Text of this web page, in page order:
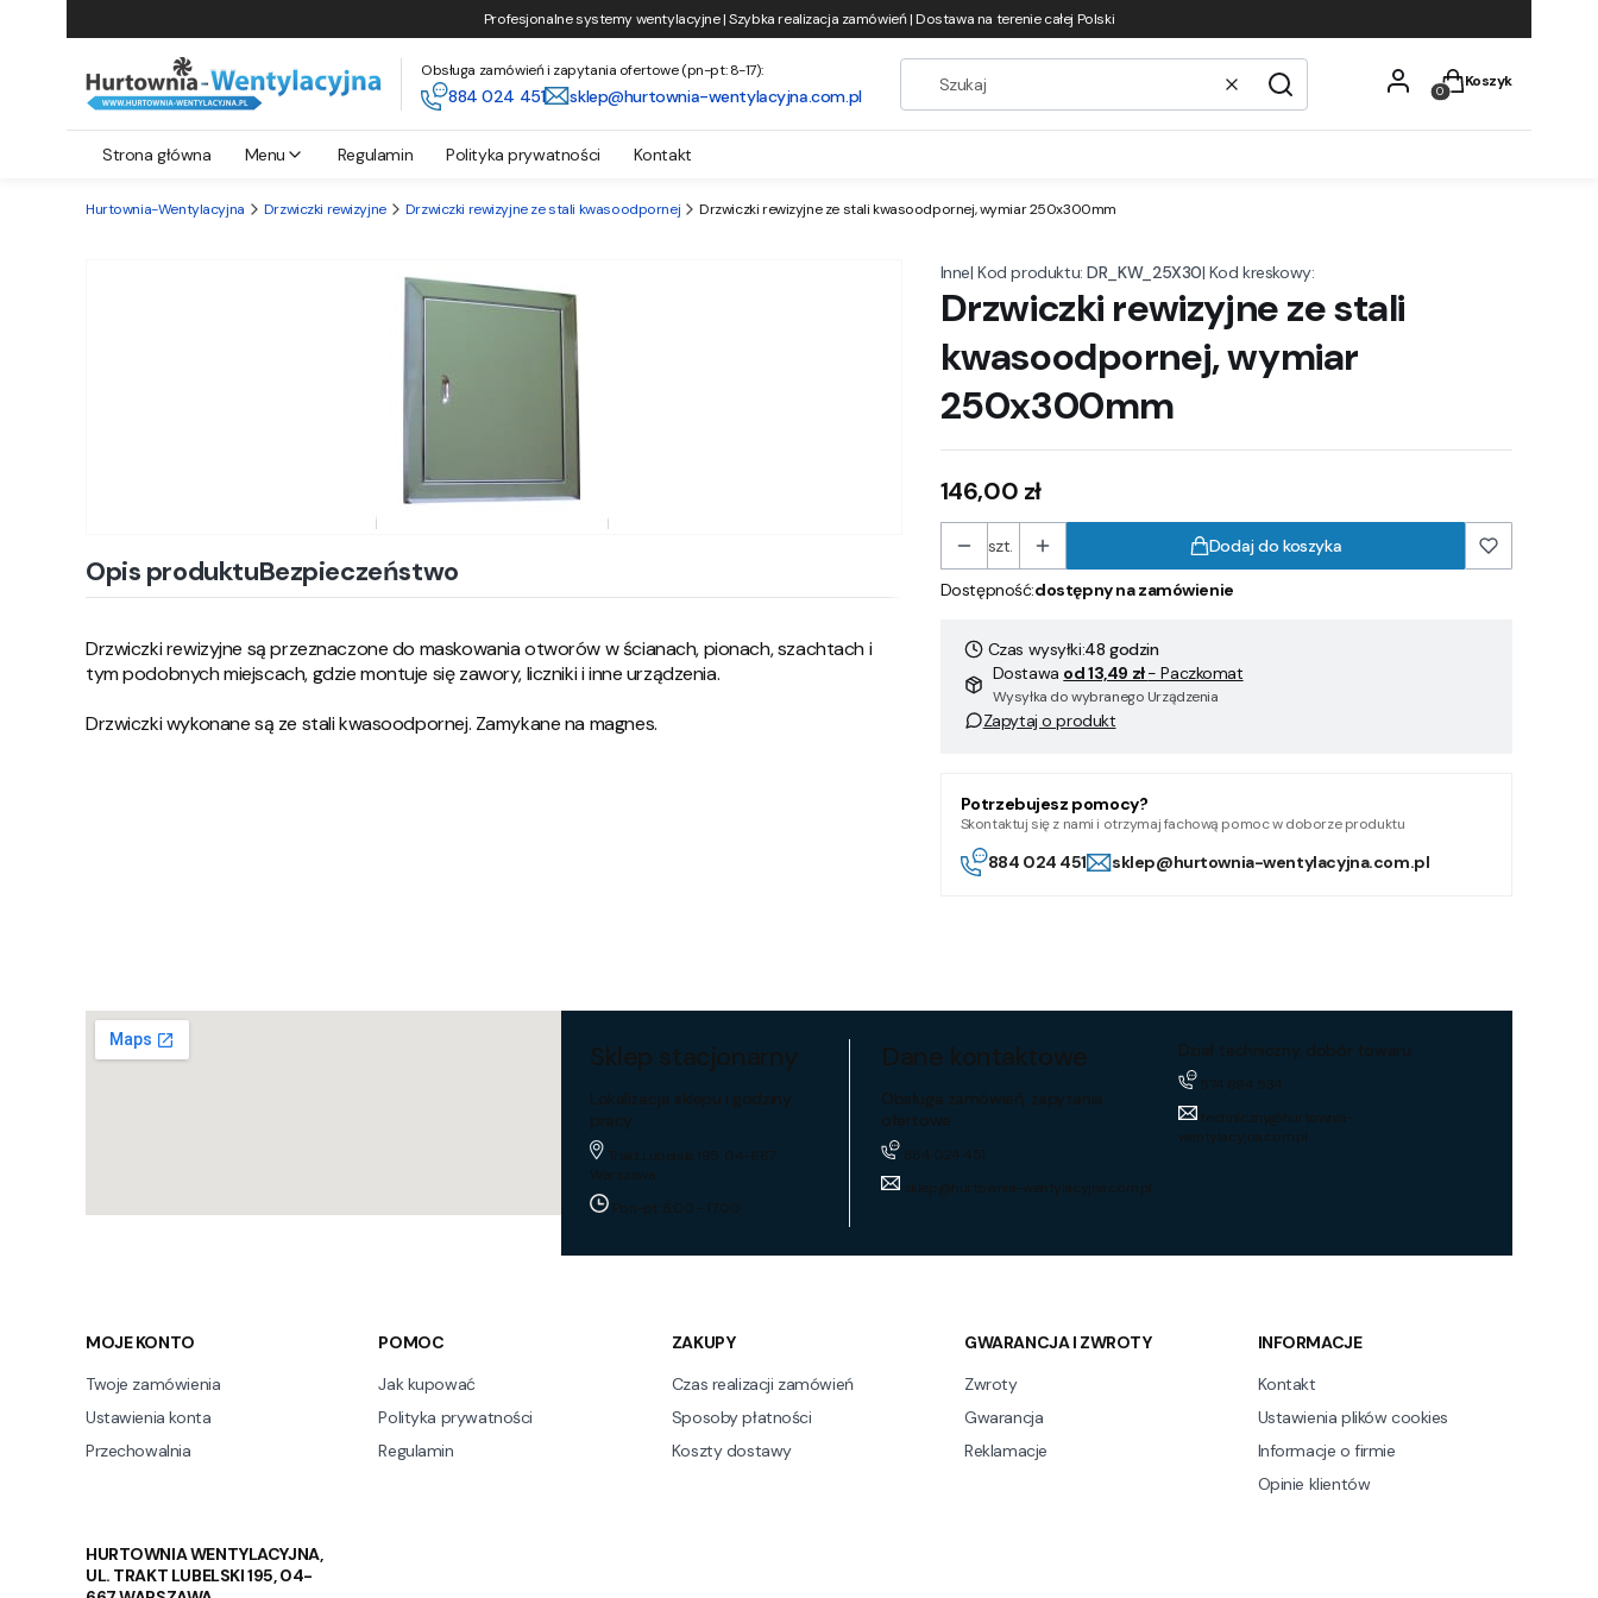
Profesjonalne systemy wentylacyjne | Szybka realizacja zamówień | Dostawa na terenie całej Polski
Obsługa zamówień i zapytania ofertowe (pn-pt: 8-17):
884 024 451 sklep@hurtownia-wentylacyjna.com.pl WyczyśćSzukaj
Produkty w
Koszyk
Strona główna Menu Regulamin Polityka prywatności Kontakt
Hurtownia-Wentylacyjna Drzwiczki rewizyjne Drzwiczki rewizyjne ze stali kwasoodpornej Drzwiczki rewizyjne ze stali kwasoodpornej, wymiar 250x300mm
Opis produktuBezpieczeństwo
Drzwiczki rewizyjne są przeznaczone do maskowania otworów w ścianach, pionach, szachtach i
tym podobnych miejscach, gdzie montuje się zawory, liczniki i inne urządzenia.
Drzwiczki wykonane są ze stali kwasoodpornej. Zamykane na magnes.
Inne|Kod produktu:DR_KW_25X30| Kod kreskowy:
Drzwiczki rewizyjne ze stali
kwasoodpornej, wymiar
250x300mm
Cena
146,00 zł
szt. Dodaj do koszyka
Dostępność:dostępny na zamówienie
Czas wysyłki:48 godzin
Dostawa od 13,49 zł- Paczkomat
Wysyłka do wybranego Urządzenia
Zapytaj o produkt
Potrzebujesz pomocy?
Skontaktuj się z nami i otrzymaj fachową pomoc w doborze produktu
884 024 451 sklep@hurtownia-wentylacyjna.com.pl
Sklep stacjonarny
Lokalizacja sklepu i godziny
pracy
Trakt Lubelski 195, 04-667
Warszawa
Pon-pt: 8:00 - 17:00
Dane kontaktowe
Obsługa zamówień, zapytania
ofertowe
884 024 451
sklep@hurtownia-wentylacyjna.com.pl
Dział techniczny, dobór towaru
574 694 534
techniczny@hurtownia-
wentylacyjna.com.pl
Linki w stopce
MOJE KONTO
Twoje zamówienia
Ustawienia konta
Przechowalnia
POMOC
Jak kupować
Polityka prywatności
Regulamin
ZAKUPY
Czas realizacji zamówień
Sposoby płatności
Koszty dostawy
GWARANCJA I ZWROTY
Zwroty
Gwarancja
Reklamacje
INFORMACJE
Kontakt
Ustawienia plików cookies
Informacje o firmie
Opinie klientów
HURTOWNIA WENTYLACYJNA,
UL. TRAKT LUBELSKI 195, 04-